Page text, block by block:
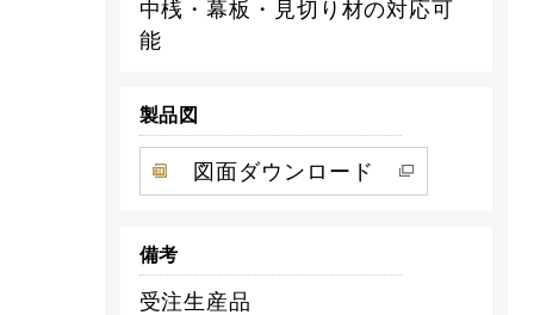
中桟・幕板・見切り材の対応可
能
製品図
図面ダウンロード
備考
受注生産品